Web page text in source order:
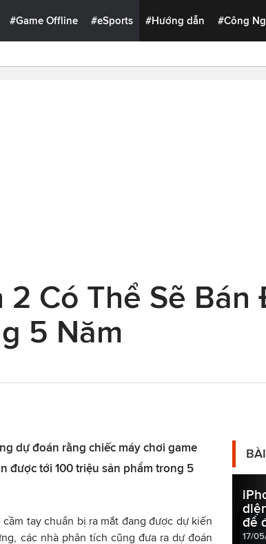
#Game Offline #eSports #Hướng dẫn #Công
Có Thể Sẽ Bán
5 Năm
dự đoán rằng chiếc máy chơi game
được tới 100 triệu sản phẩm trong 5
tay chuẩn bị ra mắt đang được dự kiến
các nhà phân tích cũng đưa ra dự đoán
để
17/